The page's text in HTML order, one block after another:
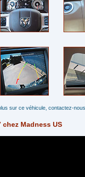
sur ce véhicule, contactez-
chez Madness US